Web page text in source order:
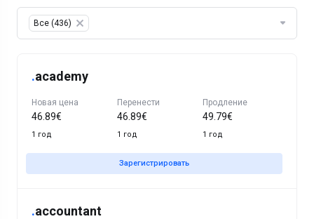
Table Filter
Все (436) ×
.academy
Новая цена
46.89€
1 год
Перенести
46.89€
1 год
Продление
49.79€
1 год
Зарегистрировать
.accountant